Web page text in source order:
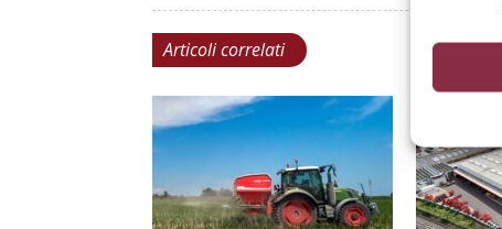
Articoli correlati